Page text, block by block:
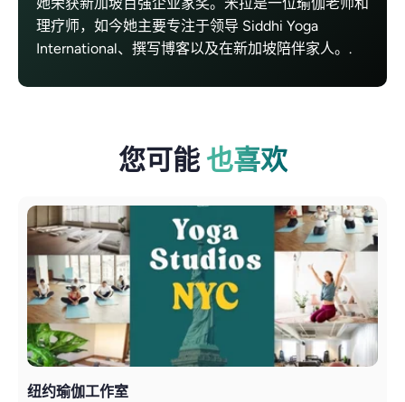
理疗师，如今她主要专注于领导 Siddhi Yoga
International、撰写博客以及在新加坡陪伴家人。.
您可能 也喜欢
纽约瑜伽工作室